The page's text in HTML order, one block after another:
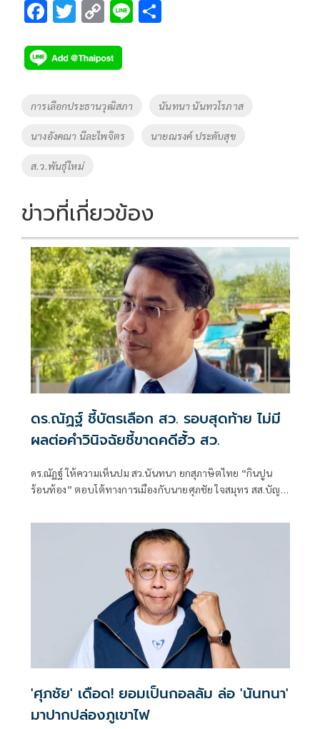
F
e
b
o
o
k
T
tt
er
C
p
y
Li
n
k
Li
Tags
การเลือกประธานวุฒิสภา นันทนา นันทวโรภาส
นางอังคณา นีละไพจิตร นายณรงค์ ประดับสุข
ส.ว.พันธุ์ใหม่
ข่าวที่เกี่ยวข้อง
ดร.ณัฏฐ์ ชี้บัตรเลือก สว. รอบสุดท้าย ไม่มี
ผลต่อคำวินิจฉัยชี้ขาดคดีฮั้ว สว.
ดร.ณัฏฐ์ ให้ความเห็นปม สว.นันทนา ยกสุภาษิตไทย “กินปูน
ร้อนท้อง” ตอบโต้ทางการเมืองกับนายศุภชัย ใจสมุทร สส.บัญชี
เป็นเพียงการตอบโต้ทางการเมืองกันไปมาเท่านั้น
'ศุภชัย' เดือด! ยอมเป็นกอลลัม ล่อ 'นันทนา'
มาปากปล่องภูเขาไฟ